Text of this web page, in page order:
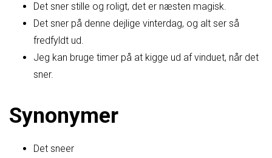
Det sner stille og roligt, det er næsten magisk.
Det sner på denne dejlige vinterdag, og alt ser så
fredfyldt ud.
Jeg kan bruge timer på at kigge ud af vinduet, når det
sner.
Synonymer
Det sneer